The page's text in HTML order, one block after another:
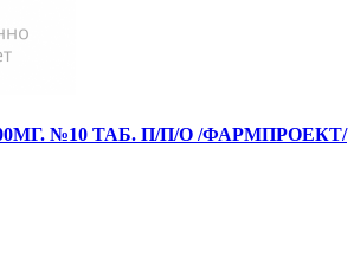
№10 ТАБ. П/П/О /ФАРМПРОЕКТ/